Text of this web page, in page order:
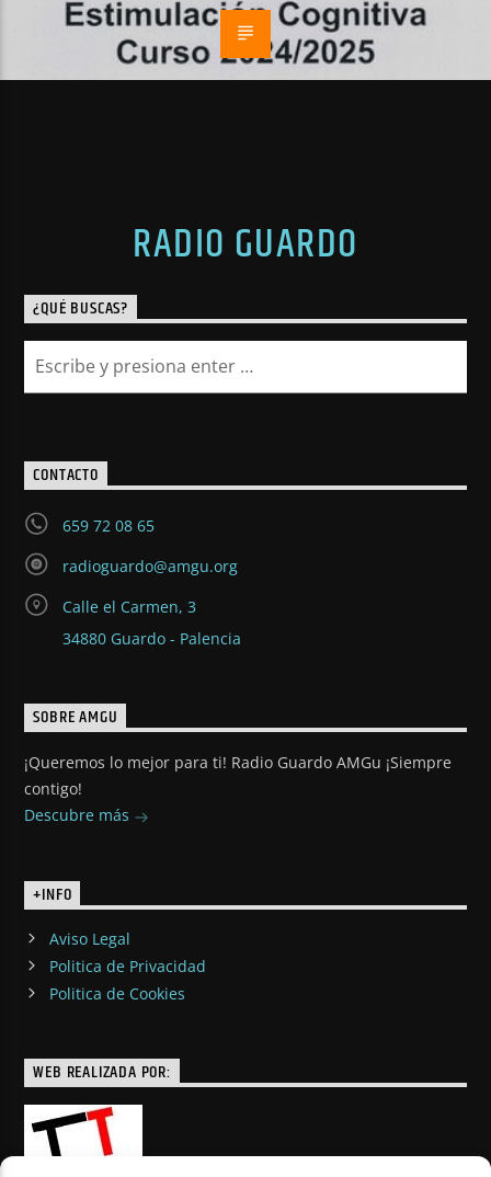
RADIO GUARDO
¿QUÉ BUSCAS?
CONTACTO
659 72 08 65
radioguardo@amgu.org
Calle el Carmen, 3
34880 Guardo - Palencia
SOBRE AMGU
¡Queremos lo mejor para ti! Radio Guardo AMGu ¡Siempre
contigo!
Descubre más
+INFO
Aviso Legal
Politica de Privacidad
Politica de Cookies
WEB REALIZADA POR: